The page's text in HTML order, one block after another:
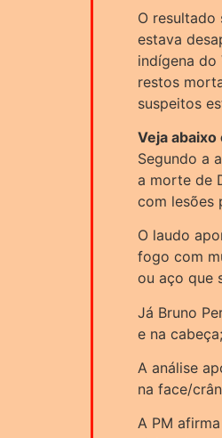
O resultado
estava
indígena do
restos
suspeitos
Veja abaixo
Segundo a
a morte de
com lesões
O laudo
fogo com
ou aço que
Já Bruno
e na cabeça;
A análise
na face/
A PM